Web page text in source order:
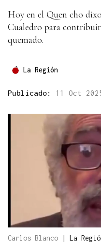
Hoy en el Quen cho
Cualedro para
quemado.
La Región
Publicado: 11 Oct
Carlos Blanco | La